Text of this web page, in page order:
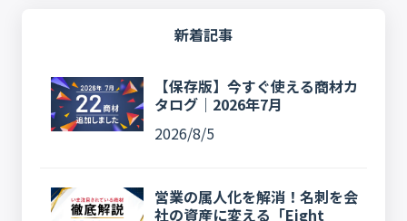
新着記事
【保存版】今すぐ使える商材カ
タログ｜2026年7月
2026/8/5
営業の属人化を解消！名刺を会
社の資産に変える「Eight